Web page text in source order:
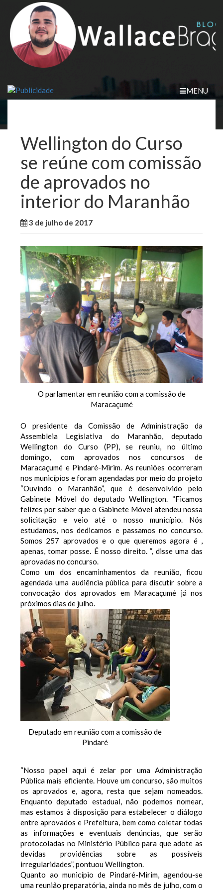
content
MENU
Wellington do Curso
se reúne com comissão
de aprovados no
interior do Maranhão
3 de julho de 2017
O parlamentar em reunião com a comissão de
Maracaçumé
O presidente da Comissão de Administração da
Assembleia Legislativa do Maranhão, deputado
Wellington do Curso (PP), se reuniu, no último
domingo, com aprovados nos concursos de
Maracaçumé e Pindaré-Mirim. As reuniões ocorreram
nos municípios e foram agendadas por meio do projeto
“Ouvindo o Maranhão”, que é desenvolvido pelo
Gabinete Móvel do deputado Wellington. “Ficamos
felizes por saber que o Gabinete Móvel atendeu nossa
solicitação e veio até o nosso município. Nós
estudamos, nos dedicamos e passamos no concurso.
Somos 257 aprovados e o que queremos agora é ,
apenas, tomar posse. É nosso direito. ”, disse uma das
aprovadas no concurso.
Como um dos encaminhamentos da reunião, ficou
agendada uma audiência pública para discutir sobre a
convocação dos aprovados em Maracaçumé já nos
próximos dias de julho.
Deputado em reunião com a comissão de
Pindaré
“Nosso papel aqui é zelar por uma Administração
Pública mais eficiente. Houve um concurso, são muitos
os aprovados e, agora, resta que sejam nomeados.
Enquanto deputado estadual, não podemos nomear,
mas estamos à disposição para estabelecer o diálogo
entre aprovados e Prefeitura, bem como coletar todas
as informações e eventuais denúncias, que serão
protocoladas no Ministério Público para que adote as
devidas providências sobre as possíveis
irregularidades”, pontuou Wellington.
Quanto ao município de Pindaré-Mirim, agendou-se
uma reunião preparatória, ainda no mês de julho, com o